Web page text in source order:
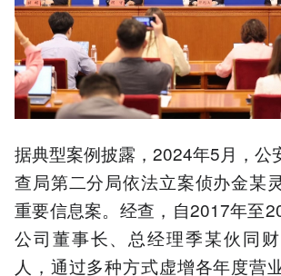
据典型案例披露，2024年5月，公
查局第二分局依法立案侦办金某
重要信息案。经查，自2017年至
公司董事长、总经理季某伙同
人，通过多种方式虚增各年度营